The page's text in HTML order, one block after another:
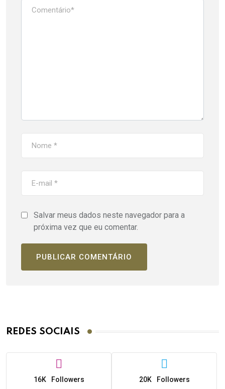
Salvar meus dados neste navegador para a
próxima vez que eu comentar.
REDES SOCIAIS
16K Followers 20K Followers